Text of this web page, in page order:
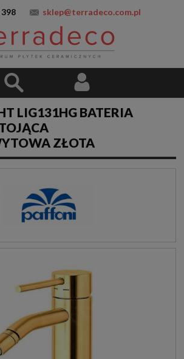
sklep@terradeco.com.pl
LIG131HG BATERIA
ZŁOTA